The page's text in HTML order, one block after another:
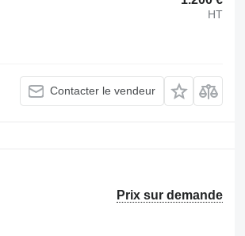
HT
Contacter le vendeur
Prix sur demande